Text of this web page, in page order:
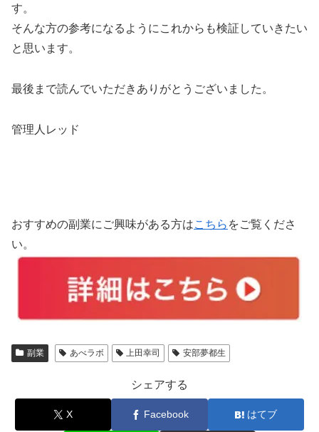
す。
そんな方の参考になるようにこれからも検証していきたい
と思います。
最後まで読んでいただきありがとうございました。
管理人レッド
おすすめの副業にご興味がある方はこちら をご覧くださ
い。
副業 あべラボ 上田幸司 安部夢都生
シェアする
X Facebook はてブ